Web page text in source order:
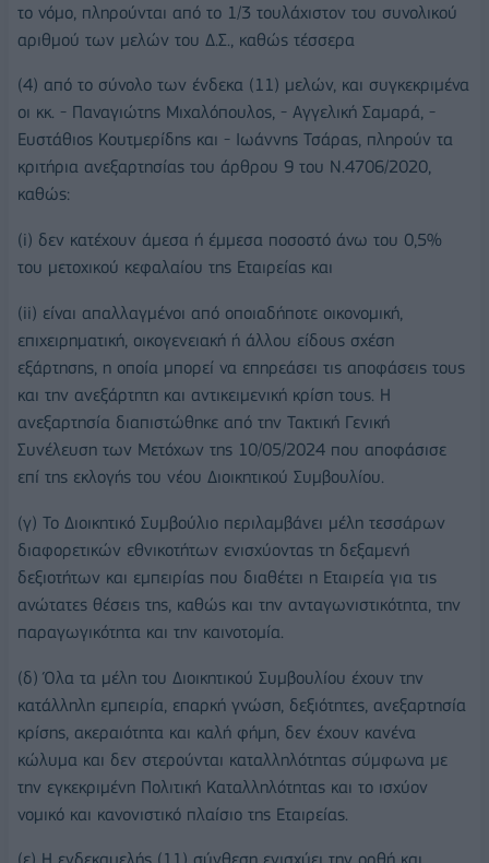
το νόμο, πληρούνται από το 1/3 τουλάχιστον του συνολικού
αριθμού των μελών του Δ.Σ., καθώς τέσσερα
(4) από το σύνολο των ένδεκα (11) μελών, και συγκεκριμένα
οι κκ. - Παναγιώτης Μιχαλόπουλος, - Αγγελική Σαμαρά, -
Ευστάθιος Κουτμερίδης και - Ιωάννης Τσάρας, πληρούν τα
κριτήρια ανεξαρτησίας του άρθρου 9 του Ν.4706/2020,
καθώς:
(i) δεν κατέχουν άμεσα ή έμμεσα ποσοστό άνω του 0,5%
του μετοχικού κεφαλαίου της Εταιρείας και
(ii) είναι απαλλαγμένοι από οποιαδήποτε οικονομική,
επιχειρηματική, οικογενειακή ή άλλου είδους σχέση
εξάρτησης, η οποία μπορεί να επηρεάσει τις αποφάσεις τους
και την ανεξάρτητη και αντικειμενική κρίση τους. Η
ανεξαρτησία διαπιστώθηκε από την Τακτική Γενική
Συνέλευση των Μετόχων της 10/05/2024 που αποφάσισε
επί της εκλογής του νέου Διοικητικού Συμβουλίου.
(γ) Το Διοικητικό Συμβούλιο περιλαμβάνει μέλη τεσσάρων
διαφορετικών εθνικοτήτων ενισχύοντας τη δεξαμενή
δεξιοτήτων και εμπειρίας που διαθέτει η Εταιρεία για τις
ανώτατες θέσεις της, καθώς και την ανταγωνιστικότητα, την
παραγωγικότητα και την καινοτομία.
(δ) Όλα τα μέλη του Διοικητικού Συμβουλίου έχουν την
κατάλληλη εμπειρία, επαρκή γνώση, δεξιότητες, ανεξαρτησία
κρίσης, ακεραιότητα και καλή φήμη, δεν έχουν κανένα
κώλυμα και δεν στερούνται καταλληλότητας σύμφωνα με
την εγκεκριμένη Πολιτική Καταλληλότητας και το ισχύον
νομικό και κανονιστικό πλαίσιο της Εταιρείας.